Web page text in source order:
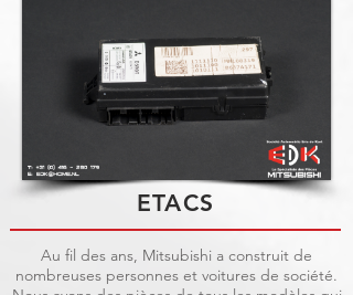
ETACS
Au fil des ans, Mitsubishi a construit de
nombreuses personnes et voitures de société.